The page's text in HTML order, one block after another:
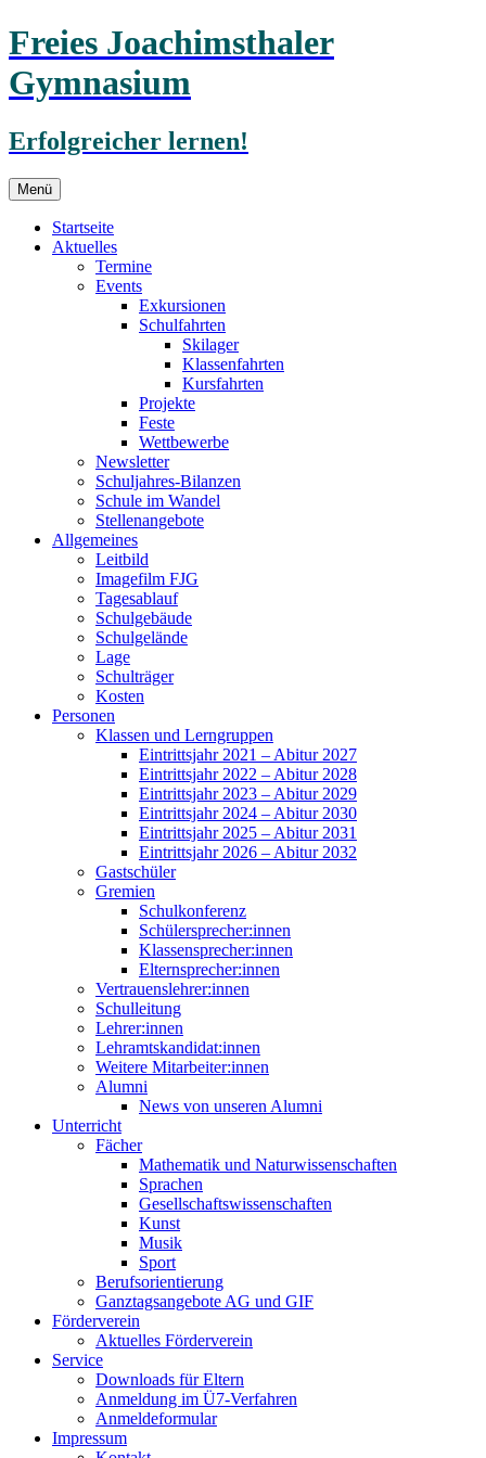
Freies Joachimsthaler
Gymnasium
Erfolgreicher lernen!
Menü Zum
Inhalt
springen
Startseite
Aktuelles
Termine
Events
Exkursionen
Schulfahrten
Skilager
Klassenfahrten
Kursfahrten
Projekte
Feste
Wettbewerbe
Newsletter
Schuljahres-Bilanzen
Schule im Wandel
Stellenangebote
Allgemeines
Leitbild
Imagefilm FJG
Tagesablauf
Schulgebäude
Schulgelände
Lage
Schulträger
Kosten
Personen
Klassen und Lerngruppen
Eintrittsjahr 2021 – Abitur 2027
Eintrittsjahr 2022 – Abitur 2028
Eintrittsjahr 2023 – Abitur 2029
Eintrittsjahr 2024 – Abitur 2030
Eintrittsjahr 2025 – Abitur 2031
Eintrittsjahr 2026 – Abitur 2032
Gastschüler
Gremien
Schulkonferenz
Schülersprecher:innen
Klassensprecher:innen
Elternsprecher:innen
Vertrauenslehrer:innen
Schulleitung
Lehrer:innen
Lehramtskandidat:innen
Weitere Mitarbeiter:innen
Alumni
News von unseren Alumni
Unterricht
Fächer
Mathematik und Naturwissenschaften
Sprachen
Gesellschaftswissenschaften
Kunst
Musik
Sport
Berufsorientierung
Ganztagsangebote AG und GIF
Förderverein
Aktuelles Förderverein
Service
Downloads für Eltern
Anmeldung im Ü7-Verfahren
Anmeldeformular
Impressum